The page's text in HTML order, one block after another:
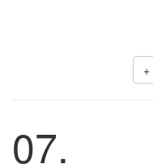
07.